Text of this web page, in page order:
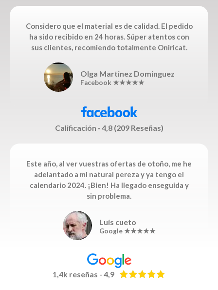
Opiniones 110 · Excelente
Considero que el material es de calidad. El pedido
ha sido recibido en 24 horas. Súper atentos con
sus clientes, recomiendo totalmente Oniricat.
Este año, al ver vuestras ofertas de otoño, me he
adelantado a mi natural pereza y ya tengo el
calendario 2024. ¡Bien! Ha llegado enseguida y
Luís cueto